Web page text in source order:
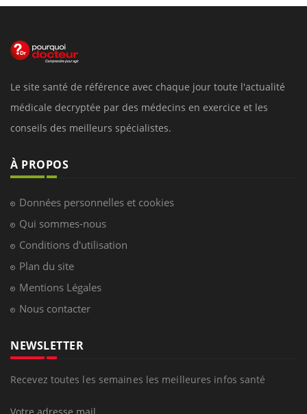
Le site santé de référence avec chaque jour toute l'actualité
médicale decryptée par des médecins en exercice et les
conseils des meilleurs spécialistes.
À PROPOS
Données personnelles et cookies
Qui sommes-nous
Conditions d'utilisation
Plan du site
Mentions Légales
Nous contacter
NEWSLETTER
Recevez toutes les semaines les meilleures infos santé